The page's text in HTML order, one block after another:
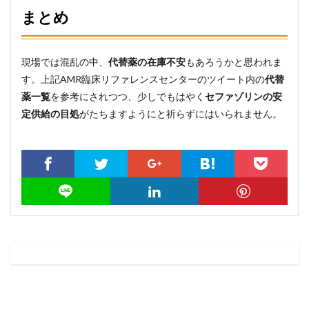
まとめ
現場では混乱の中、 代替薬の在庫不安もあろうかと思われま
す。上記AMR臨床リファレンスセンターのツイート内の代替
薬一覧を参考にされつつ、少しでもはやく セファゾリンの安
定供給の目処がたちますようにと祈らずにはいられません。